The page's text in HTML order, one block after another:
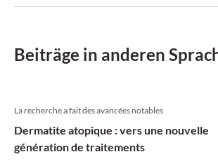
Beiträge in anderen
La recherche a fait des avancées notables
Dermatite atopique : vers une nouvelle
génération de traitements